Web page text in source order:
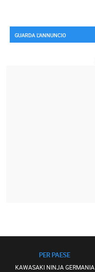
GUARDA L'ANNUNCIO
PER PAESE
KAWASAKI NINJA GERMANIA